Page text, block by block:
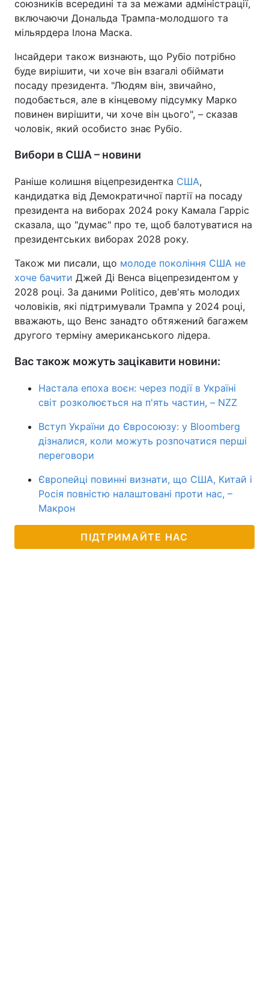
союзників всередині та за межами адміністрації,
включаючи Дональда Трампа-молодшого та
мільярдера Ілона Маска.
Інсайдери також визнають, що Рубіо потрібно
буде вирішити, чи хоче він взагалі обіймати
посаду президента. "Людям він, звичайно,
подобається, але в кінцевому підсумку Марко
повинен вирішити, чи хоче він цього", – сказав
чоловік, який особисто знає Рубіо.
Вибори в США – новини
Раніше колишня віцепрезидентка США,
кандидатка від Демократичної партії на посаду
президента на виборах 2024 року Камала Гарріс
сказала, що "думає" про те, щоб балотуватися на
президентських виборах 2028 року.
Також ми писали, що молоде покоління США не
хоче бачити Джей Ді Венса віцепрезидентом у
2028 році. За даними Politico, дев'ять молодих
чоловіків, які підтримували Трампа у 2024 році,
вважають, що Венс занадто обтяжений багажем
другого терміну американського лідера.
Вас також можуть зацікавити новини:
Настала епоха воєн: через події в Україні
світ розколюється на п'ять частин, – NZZ
Вступ України до Євросоюзу: у Bloomberg
дізналися, коли можуть розпочатися перші
переговори
Європейці повинні визнати, що США, Китай і
Росія повністю налаштовані проти нас, –
Макрон
ПІДТРИМАЙТЕ НАС